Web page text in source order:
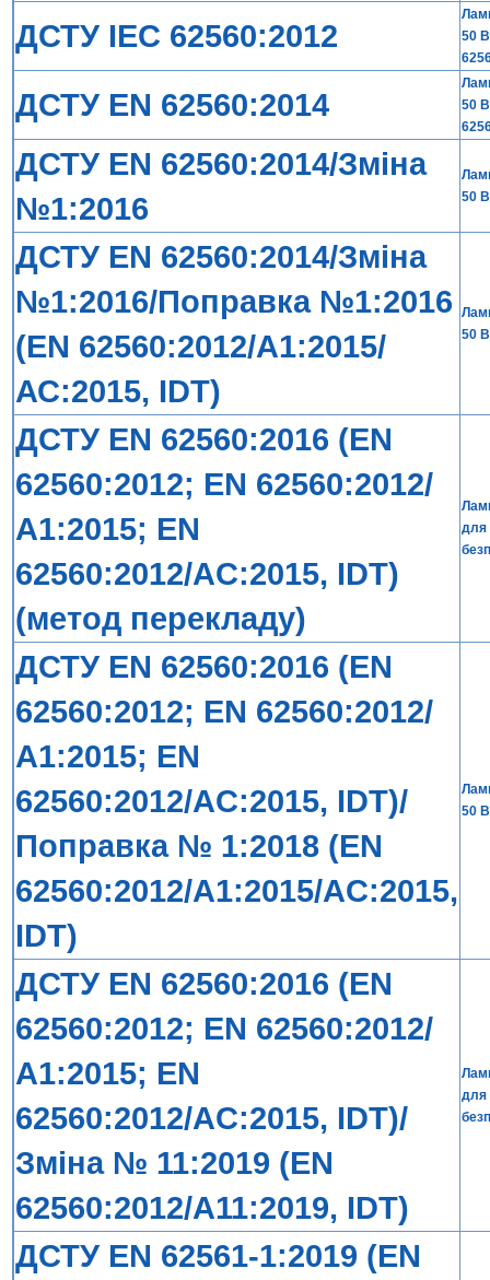
ДСТУ IEC 62560:2012
50
ДСТУ EN 62560:2014
50
ДСТУ EN 62560:2014/Зміна
№1:2016
50
ДСТУ EN 62560:2014/Зміна
№1:2016/Поправка №1:2016
(EN 62560:2012/A1:2015/
АС:2015, IDT)
50
ДСТУ EN 62560:2016 (EN
62560:2012; EN 62560:2012/
А1:2015; EN
62560:2012/AС:2015, IDT)
(метод перекладу)
для
ДСТУ EN 62560:2016 (EN
62560:2012; EN 62560:2012/
А1:2015; EN
62560:2012/AС:2015, IDT)/
Поправка № 1:2018 (EN
62560:2012/A1:2015/AC:2015,
IDT)
50
ДСТУ EN 62560:2016 (EN
62560:2012; EN 62560:2012/
А1:2015; EN
62560:2012/AС:2015, IDT)/
Зміна № 11:2019 (EN
62560:2012/A11:2019, IDT)
для
ДСТУ EN 62561-1:2019 (EN